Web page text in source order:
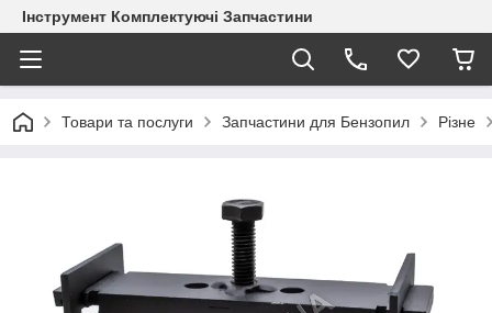
Інструмент Комплектуючі Запчастини
Товари та послуги Запчастини для Бензопил Різне